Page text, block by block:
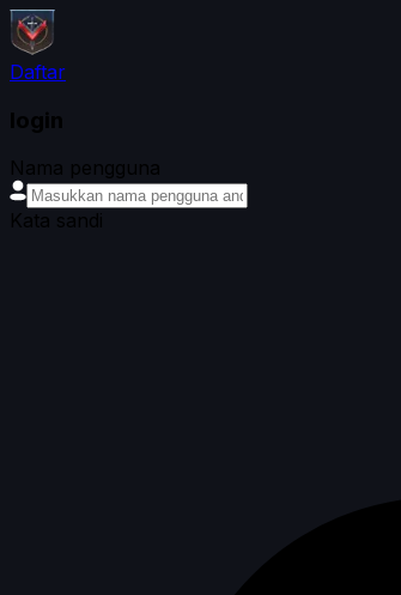
Daftar
login
Nama pengguna
Kata sandi